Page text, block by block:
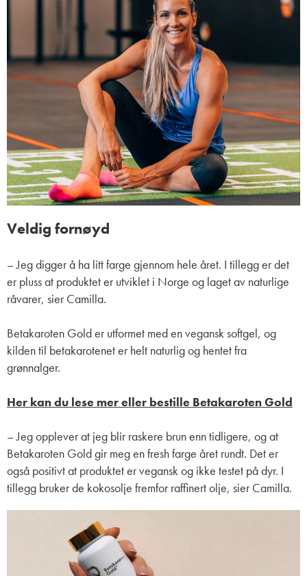
Veldig fornøyd
– Jeg digger å ha litt farge gjennom hele året. I tillegg er det
er pluss at produktet er utviklet i Norge og laget av naturlige
råvarer, sier Camilla.
Betakaroten Gold er utformet med en vegansk softgel, og
kilden til betakarotenet er helt naturlig og hentet fra
grønnalger.
Her kan du lese mer eller bestille Betakaroten Gold
– Jeg opplever at jeg blir raskere brun enn tidligere, og at
Betakaroten Gold gir meg en fresh farge året rundt. Det er
også positivt at produktet er vegansk og ikke testet på dyr. I
tillegg bruker de kokosolje fremfor raffinert olje, sier Camilla.